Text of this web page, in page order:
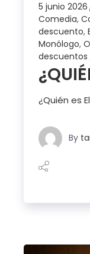
5 junio 2026
Comedia,
descuento,
Monólogo,
descuentos
¿Quién es
By